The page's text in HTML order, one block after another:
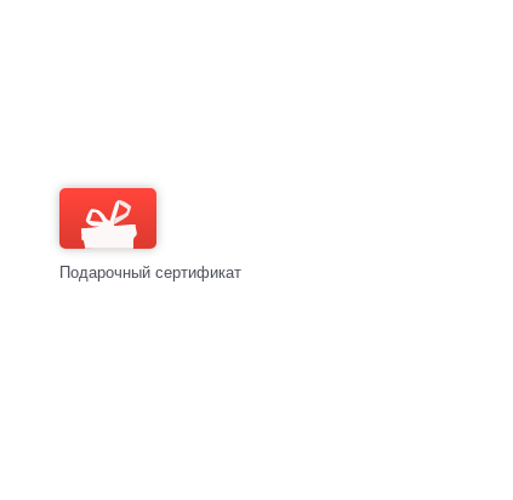
Подарочный сертификат